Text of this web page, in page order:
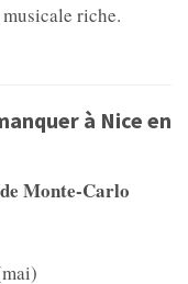
riche.
à Nice en
Monte-Carlo